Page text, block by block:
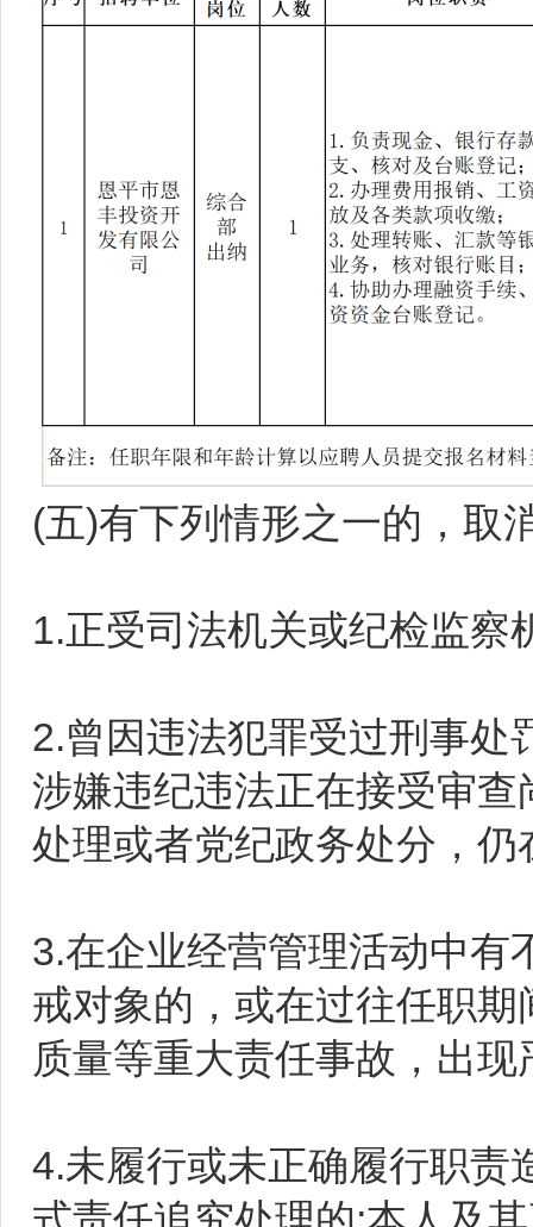
(五)有下列情形之一的，取
1.正受司法机关或纪检监察
2.曾因违法犯罪受过刑事处
涉嫌违纪违法正在接受审
处理或者党纪政务处分，
3.在企业经营管理活动中有
戒对象的，或在过往任职
质量等重大责任事故，出
4.未履行或未正确履行职责